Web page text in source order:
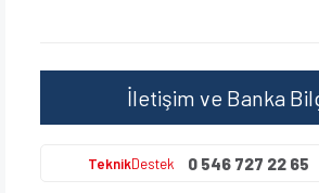
İletişim ve Banka
TeknikDestek 0 546 727 22 65